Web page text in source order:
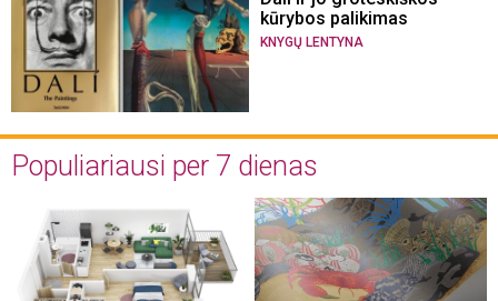
kūrybos palikimas
KNYGŲ LENTYNA
Populiariausi per 7 dienas